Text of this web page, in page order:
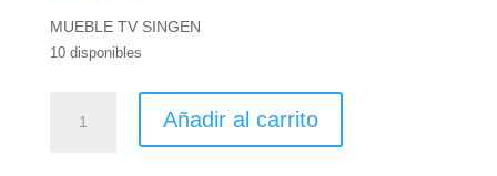
MUEBLE TV SINGEN
10 disponibles
Añadir al carrito